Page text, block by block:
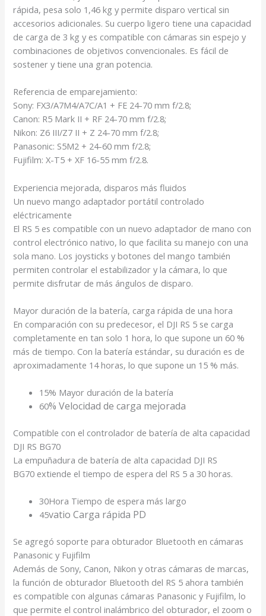
rápida, pesa solo 1,46 kg y permite disparo vertical sin
accesorios adicionales. Su cuerpo ligero tiene una capacidad
de carga de 3 kg y es compatible con cámaras sin espejo y
combinaciones de objetivos convencionales. Es fácil de
sostener y tiene una gran potencia.
Referencia de emparejamiento:
Sony: FX3/A7M4/A7C/A1 + FE 24-70 mm f/2.8;
Canon: R5 Mark II + RF 24-70 mm f/2.8;
Nikon: Z6 III/Z7 II + Z 24-70 mm f/2.8;
Panasonic: S5M2 + 24-60 mm f/2.8;
Fujifilm: X-T5 + XF 16-55 mm f/2.8.
Experiencia mejorada, disparos más fluidos
Un nuevo mango adaptador portátil controlado
eléctricamente
El RS 5 es compatible con un nuevo adaptador de mano con
control electrónico nativo, lo que facilita su manejo con una
sola mano. Los joysticks y botones del mango también
permiten controlar el estabilizador y la cámara, lo que
permite disfrutar de más ángulos de disparo.
Mayor duración de la batería, carga rápida de una hora
En comparación con su predecesor, el DJI RS 5 se carga
completamente en tan solo 1 hora, lo que supone un 60 %
más de tiempo. Con la batería estándar, su duración es de
aproximadamente 14 horas, lo que supone un 15 % más.
15% Mayor duración de la batería
60%Velocidad de carga mejorada
Compatible con el controlador de batería de alta capacidad
DJI RS BG70
La empuñadura de batería de alta capacidad DJI RS
BG70 extiende el tiempo de espera del RS 5 a 30horas.
30Hora Tiempo de espera más largo
45vatioCarga rápida PD
Se agregó soporte para obturador Bluetooth en cámaras
Panasonic y Fujifilm
Además de Sony, Canon, Nikon y otras cámaras de marcas,
la función de obturador Bluetooth del RS 5 ahora también
es compatible con algunas cámaras Panasonic y Fujifilm, lo
que permite el control inalámbrico del obturador, el zoom o